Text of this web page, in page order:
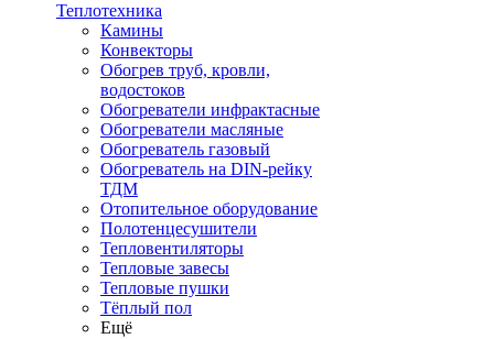
Теплотехника
Камины
Конвекторы
Обогрев труб, кровли,
водостоков
Обогреватели инфрактасные
Обогреватели масляные
Обогреватель газовый
Обогреватель на DIN-рейку
ТДМ
Отопительное оборудование
Полотенцесушители
Тепловентиляторы
Тепловые завесы
Тепловые пушки
Тёплый пол
Ещё